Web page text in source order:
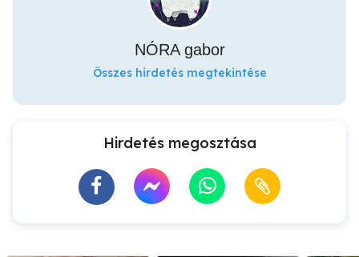
NÓRA gabor
Összes hirdetés megtekintése
Hirdetés megosztása